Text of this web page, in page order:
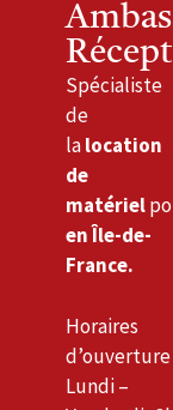
Spécialiste
de
lalocation
de
matériel
en Île-de-
France.
Horaires
d’ouverture
Lundi –